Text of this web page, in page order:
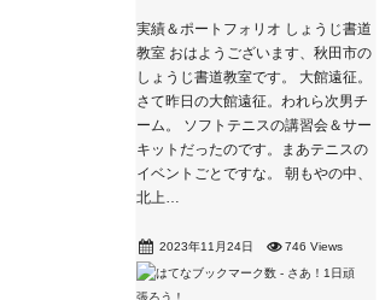
実績＆ポートフォリオ しょうじ書道
教室 おはようございます、秋田市の
しょうじ書道教室です。 大館遠征。
さて昨日の大館遠征。われら次男チ
ーム。 ソフトテニスの講習会＆サー
キットだったのです。まあテニスの
イベントごとですな。 朝もやの中、
北上…
2023年11月24日 746 Views